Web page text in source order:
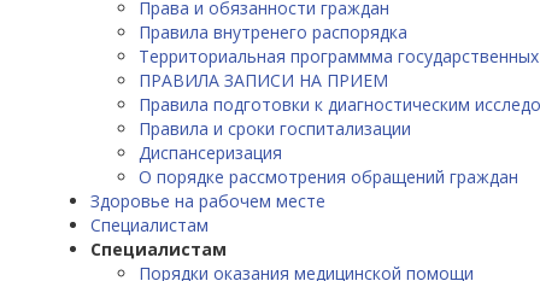
Права и обязанности граждан
Правила внутренего распорядка
Территориальная программма
ПРАВИЛА ЗАПИСИ НА ПРИЕМ
Правила подготовки к диагностическим
Правила и сроки госпитализации
Диспансеризация
О порядке рассмотрения обращений граждан
Здоровье на рабочем месте
Специалистам
Специалистам
Порядки оказания медицинской помощи